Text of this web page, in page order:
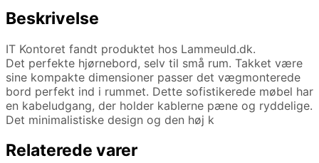
Beskrivelse
IT Kontoret fandt produktet hos Lammeuld.dk.
Det perfekte hjørnebord, selv til små rum. Takket være
sine kompakte dimensioner passer det vægmonterede
bord perfekt ind i rummet. Dette sofistikerede møbel har
en kabeludgang, der holder kablerne pæne og ryddelige.
Det minimalistiske design og den høj k
Relaterede varer